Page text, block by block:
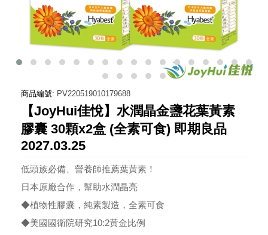
商品編號: PV220519010179688
【JoyHui佳悅】水潤晶金盞花葉黃素
膠囊 30顆x2盒 (全素可食) 即期良品
2027.03.25
低頭族必備、營養師推薦葉黃素！
日本原廠合作，幫助水潤晶亮
◆植物性膠囊，純素製造，全素可食
◆美國國衛院研究10:2黃金比例